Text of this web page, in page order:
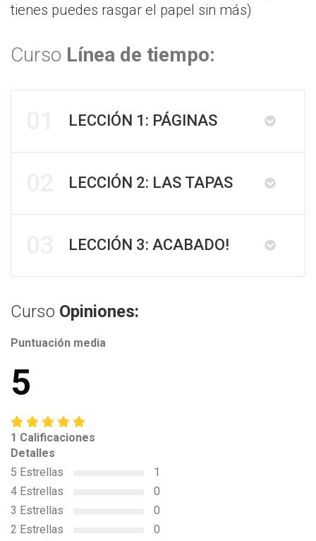
tienes puedes rasgar el papel sin más)
Curso Línea de tiempo:
LECCIÓN 1: PÁGINAS
LECCIÓN 2: LAS TAPAS
LECCIÓN 3: ACABADO!
Curso Opiniones:
Puntuación media
5
1 Calificaciones
Detalles
5 Estrellas
1
4 Estrellas
0
3 Estrellas
0
2 Estrellas
0